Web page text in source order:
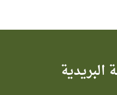
البريدية